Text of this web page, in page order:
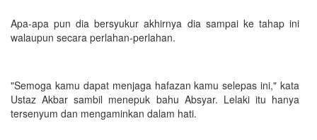
Apa-apa pun dia bersyukur akhirnya dia sampai ke tahap ini
walaupun secara perlahan-perlahan.
"Semoga kamu dapat menjaga hafazan kamu selepas ini," kata
Ustaz Akbar sambil menepuk bahu Absyar. Lelaki itu hanya
tersenyum dan mengaminkan dalam hati.